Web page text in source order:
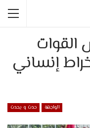
القوات
إنساني
الواجهة حدث و يحدث